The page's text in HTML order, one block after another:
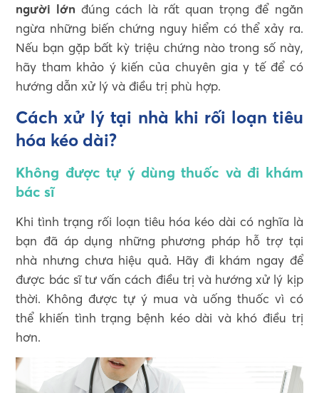
người lớn đúng cách là rất quan trọng để ngăn
ngừa những biến chứng nguy hiểm có thể xảy ra.
Nếu bạn gặp bất kỳ triệu chứng nào trong số này,
hãy tham khảo ý kiến của chuyên gia y tế để có
hướng dẫn xử lý và điều trị phù hợp.
Cách xử lý tại nhà khi rối loạn tiêu
hóa kéo dài?
Không được tự ý dùng thuốc và đi khám
bác sĩ
Khi tình trạng rối loạn tiêu hóa kéo dài có nghĩa là
bạn đã áp dụng những phương pháp hỗ trợ tại
nhà nhưng chưa hiệu quả. Hãy đi khám ngay để
được bác sĩ tư vấn cách điều trị và hướng xử lý kịp
thời. Không được tự ý mua và uống thuốc vì có
thể khiến tình trạng bệnh kéo dài và khó điều trị
hơn.